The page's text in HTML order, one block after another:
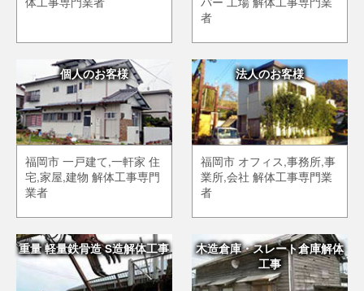
者
個人のお客様
福岡市 一戸建て,一軒家 住
宅,家屋,建物 解体工事専門
業者
法人のお客様
福岡市 オフィス,事務所,事
業所,会社 解体工事専門業
者
重量 軽量鉄骨造 S造解体工事
木造倉庫・スレート倉庫解体
工事